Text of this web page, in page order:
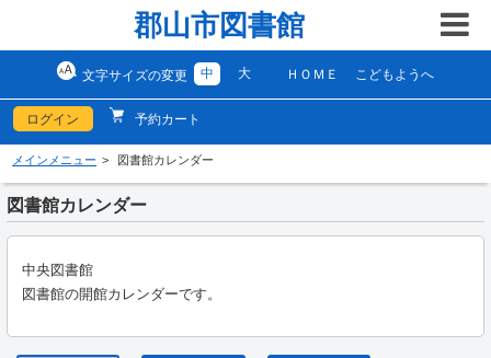
郡山市図書館
文字サイズの変更 中 大 ＨＯＭＥ こどもようへ
ログイン 予約カート
メインメニュー 図書館カレンダー
図書館カレンダー
中央図書館
図書館の開館カレンダーです。